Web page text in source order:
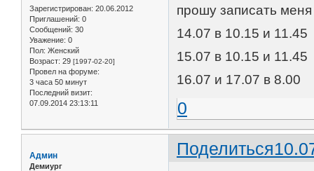
Зарегистрирован: 20.06.2012
Приглашений: 0
Сообщений: 30
Уважение: 0
Пол: Женский
Возраст: 29 [1997-02-20]
Провел на форуме:
3 часа 50 минут
Последний визит:
07.09.2014 23:13:11
прошу записать
14.07 в 10.15 и 11.45
15.07 в 10.15 и 11.45
16.07 и 17.07 в 8.00
0
Поделиться
Админ
Демиург